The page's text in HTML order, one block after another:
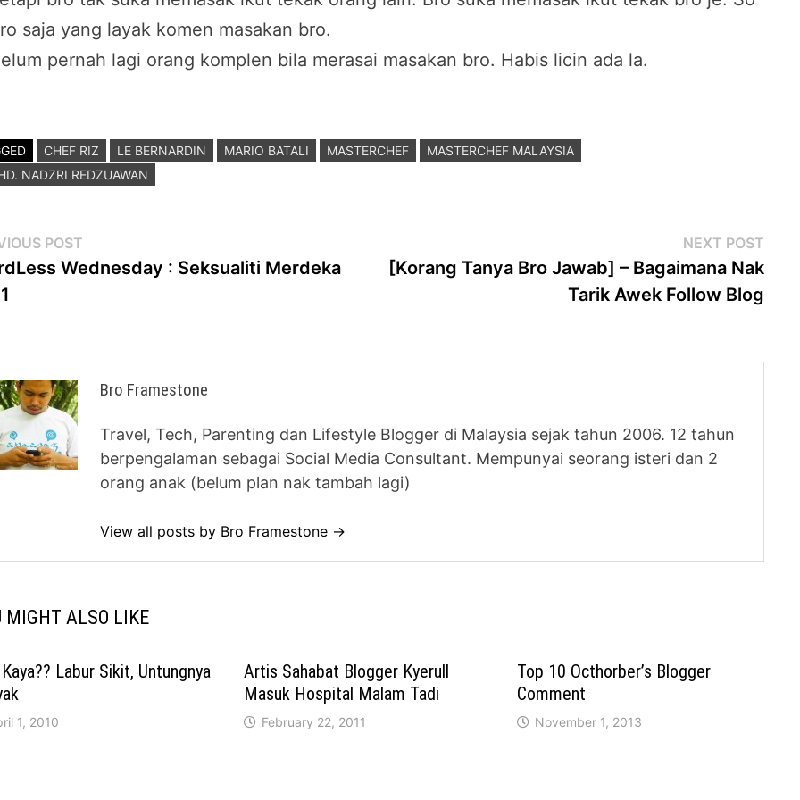
saja yang layak komen masakan bro.
pernah lagi orang komplen bila merasai masakan bro. Habis licin ada la.
CHEF RIZ LE BERNARDIN MARIO BATALI MASTERCHEF
MASTERCHEF MALAYSIA
NADZRI REDZUAWAN
POST
post:
Wednesday : Seksualiti Merdeka
NEXT POSTNext
[Korang Tanya Bro Jawab] – Bagaimana Nak
Tarik Awek Follow Blog
Bro Framestone
Travel, Tech, Parenting dan Lifestyle Blogger di Malaysia sejak tahun 2006. 12 tahun
berpengalaman sebagai Social Media Consultant. Mempunyai seorang isteri dan 2
orang anak (belum plan nak tambah lagi)
View all posts by Bro Framestone →
MIGHT ALSO LIKE
Labur Sikit, Untungnya
1, 2010
Artis Sahabat Blogger Kyerull
Masuk Hospital Malam Tadi
February 22, 2011
Top 10 Octhorber’s Blogger
Comment
November 1, 2013